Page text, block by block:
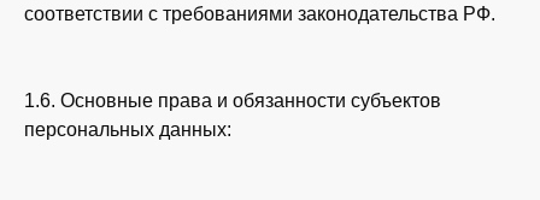
соответствии с требованиями законодательства РФ.
1.6. Основные права и обязанности субъектов
персональных данных: